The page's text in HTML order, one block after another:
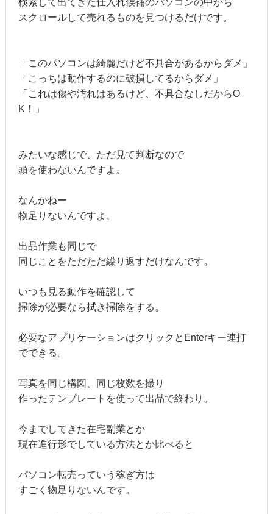
スクロールして売れるものを見つけるだけです。
「このパソコンは綺麗だけど不具合があるからダメ」
「こっちは動作するのに破損してるからダメ」
「これは傷や汚れはあるけど、不具合なしだからO
K！」
みたいな感じで、ただ見て判断なので
頭を使わないんですよ。
なんかねー
物足りないんですよ。
出品作業も同じで
同じことをただただ繰り返すだけなんです。
いつも見る動作を確認して
掃除が必要なら拭き掃除をする。
必要なアプリケーションはクリックとEnterキー連打
でできる。
写真を同じ構図、同じ枚数を撮り
作ったテンプレートを使って出品で終わり。
今までしてきた在宅副業とか
現在進行形でしている方法とか比べると
パソコン転売っていう稼ぎ方は
すごく物足りないんです。